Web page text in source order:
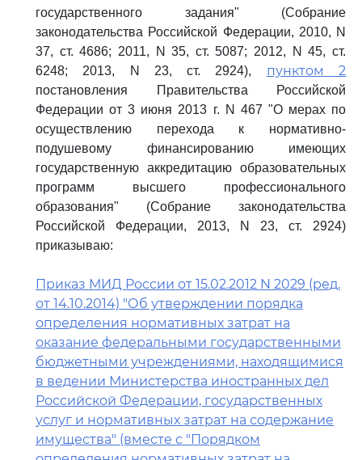
государственного задания" (Собрание
законодательства Российской Федерации, 2010, N
37, ст. 4686; 2011, N 35, ст. 5087; 2012, N 45, ст.
6248; 2013, N 23, ст. 2924), пунктом 2
постановления Правительства Российской
Федерации от 3 июня 2013 г. N 467 "О мерах по
осуществлению перехода к нормативно-
подушевому финансированию имеющих
государственную аккредитацию образовательных
программ высшего профессионального
образования" (Собрание законодательства
Российской Федерации, 2013, N 23, ст. 2924)
приказываю:
Приказ МИД России от 15.02.2012 N 2029 (ред.
от 14.10.2014) "Об утверждении порядка
определения нормативных затрат на
оказание федеральными государственными
бюджетными учреждениями, находящимися
в ведении Министерства иностранных дел
Российской Федерации, государственных
услуг и нормативных затрат на содержание
имущества" (вместе с "Порядком